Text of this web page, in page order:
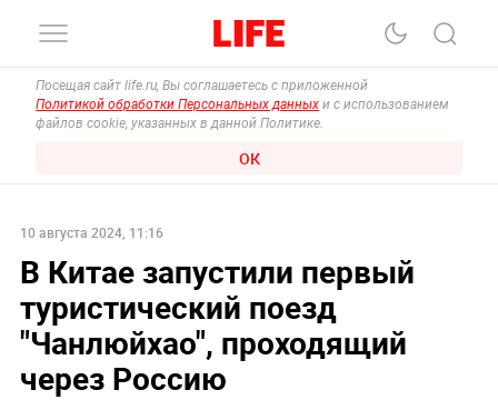
Посещая сайт life.ru, Вы соглашаетесь с приложенной
Политикой обработки Персональных данных и с использованием
файлов cookie, указанных в данной Политике.
ОК
10 августа 2024, 11:16
В Китае запустили первый
туристический поезд
"Чанлюйхао", проходящий
через Россию